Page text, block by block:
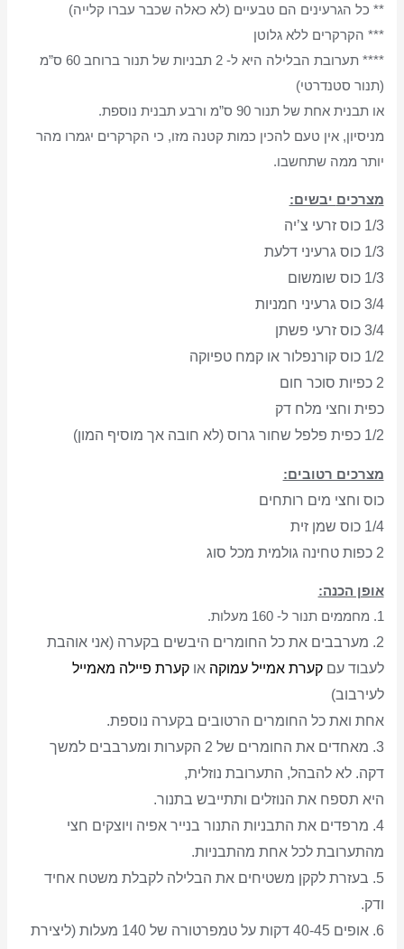
** כל הגרעינים הם טבעיים (לא כאלה שכבר עברו קלייה)
*** הקרקרים ללא גלוטן
**** תערובת הבלילה היא ל- 2 תבניות של תנור ברוחב 60 ס”מ
(תנור סטנדרטי)
או תבנית אחת של תנור 90 ס”מ ורבע תבנית נוספת.
מניסיון, אין טעם להכין כמות קטנה מזו, כי הקרקרים יגמרו מהר
יותר ממה שתחשבו.
מצרכים יבשים:
1/3 כוס זרעי צ’יה
1/3 כוס גרעיני דלעת
1/3 כוס שומשום
3/4 כוס גרעיני חמניות
3/4 כוס זרעי פשתן
1/2 כוס קורנפלור או קמח טפיוקה
2 כפיות סוכר חום
כפית וחצי מלח דק
1/2 כפית פלפל שחור גרוס
(לא חובה אך מוסיף המון)
מצרכים רטובים:
כוס וחצי מים רותחים
1/4 כוס שמן זית
2 כפות טחינה גולמית
מכל סוג
אופן הכנה:
1. מחממים תנור ל- 160 מעלות.
2. מערבבים את כל החומרים היבשים בקערה (אני אוהבת
לעבוד עםקערת אמייל עמוקה אוקערת פיילה מאמייל
לעירבוב)
אחת ואת כל החומרים הרטובים בקערה נוספת.
3. מאחדים את החומרים של 2 הקערות ומערבבים למשך
דקה. לא להבהל, התערובת נוזלית,
היא תספח את הנוזלים ותתייבש בתנור.
4. מרפדים את התבניות התנור בנייר אפיה ויוצקים חצי
מהתערובת לכל אחת מהתבניות.
5. בעזרת לקקן משטיחים את הבלילה לקבלת משטח אחיד
ודק.
6. אופים 40-45 דקות על טמפרטורה של 140 מעלות (ליצירת